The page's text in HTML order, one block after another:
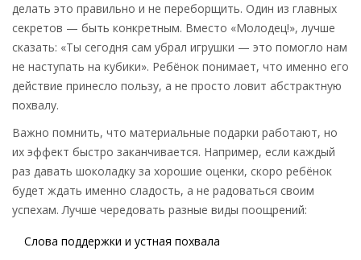
делать это правильно и не переборщить. Один из главных
секретов — быть конкретным. Вместо «Молодец!», лучше
сказать: «Ты сегодня сам убрал игрушки — это помогло нам
не наступать на кубики». Ребёнок понимает, что именно его
действие принесло пользу, а не просто ловит абстрактную
похвалу.
Важно помнить, что материальные подарки работают, но
их эффект быстро заканчивается. Например, если каждый
раз давать шоколадку за хорошие оценки, скоро ребёнок
будет ждать именно сладость, а не радоваться своим
успехам. Лучше чередовать разные виды поощрений:
Слова поддержки и устная похвала